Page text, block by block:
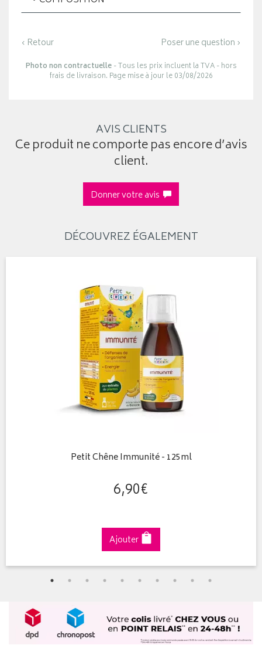
‹ Retour Poser une question ›
Photo non contractuelle- Tous les prix incluent la TVA - hors
frais de livraison. Page mise à jour le 03/08/2026
AVIS CLIENTS
Ce produit ne comporte pas encore d’avis
client.
Donner votre avis
DÉCOUVREZ ÉGALEMENT
Petit Chêne Immunité - 125ml
6,90€
Ajouter